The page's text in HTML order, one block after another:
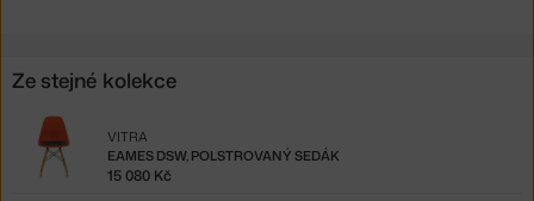
Ze stejné kolekce
EAMES DSW, POLSTROVANÝ SEDÁK
VITRA
15 080 Kč